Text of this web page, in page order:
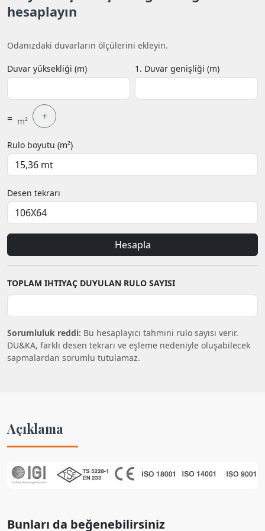
hesaplayın
Odanızdaki duvarların ölçülerini ekleyin.
Duvar yüksekliği (m) 1. Duvar genişliği (m)
= m² +
Rulo boyutu (m²)
Desen tekrarı
Hesapla
TOPLAM IHTIYAÇ DUYULAN RULO SAYISI
Sorumluluk reddi: Bu hesaplayıcı tahmini rulo sayısı verir.
DU&KA, farklı desen tekrarı ve eşleme nedeniyle oluşabilecek
sapmalardan sorumlu tutulamaz.
Açıklama
Bunları da beğenebilirsiniz